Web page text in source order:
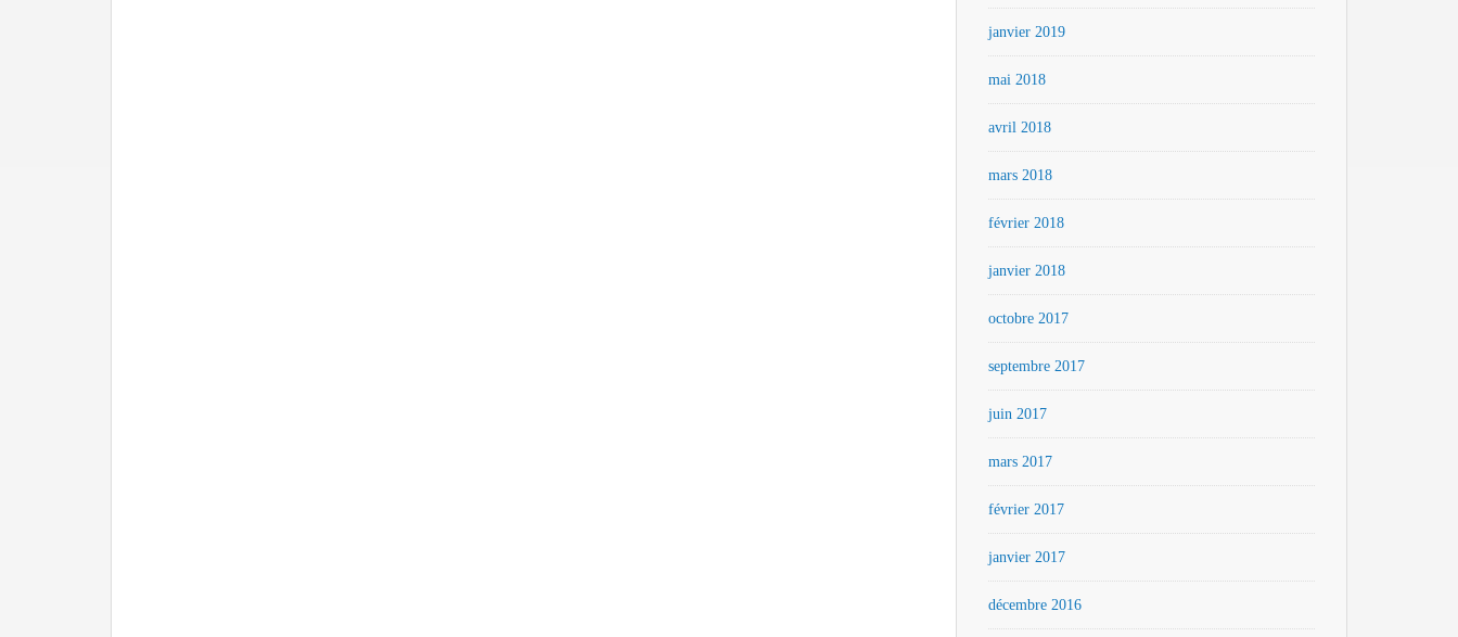
janvier 2019
mai 2018
avril 2018
mars 2018
février 2018
janvier 2018
octobre 2017
septembre 2017
juin 2017
mars 2017
février 2017
janvier 2017
décembre 2016